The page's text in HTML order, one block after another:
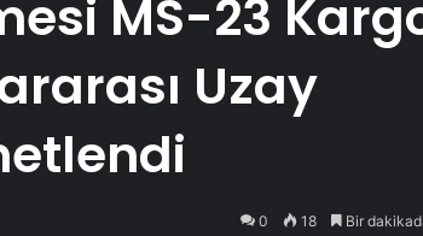
MS-23
Uzay
0 18 Bir